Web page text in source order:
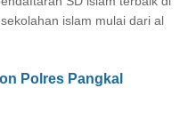
islam mulai dari al
Polres Pangkal